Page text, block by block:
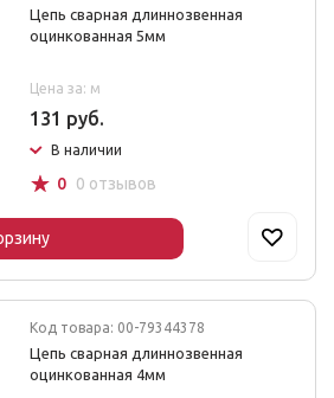
Цепь сварная длиннозвенная
оцинкованная 5мм
Цена за: м
131 руб.
В наличии
☆ 0 0 отзывов
Код товара: 00-79344378
Цепь сварная длиннозвенная
оцинкованная 4мм